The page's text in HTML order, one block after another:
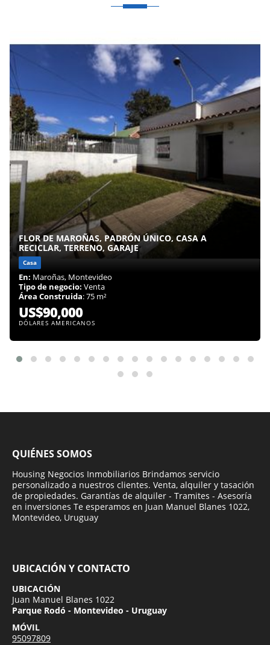
FLOR DE MAROÑAS, PADRÓN ÚNICO, CASA A
RECICLAR, TERRENO, GARAJE
Casa
En: Maroñas, Montevideo
Tipo de negocio: Venta
Área Construida: 75 m²
US$90,000
DÓLARES AMERICANOS
QUIÉNES SOMOS
Housing Negocios Inmobiliarios Brindamos servicio
personalizado a nuestros clientes. Venta, alquiler y tasación
de propiedades. Garantías de alquiler - Tramites - Asesoría
en inversiones Te esperamos en Juan Manuel Blanes 1022,
Montevideo, Uruguay
UBICACIÓN Y CONTACTO
UBICACIÓN
Juan Manuel Blanes 1022
Parque Rodó - Montevideo - Uruguay
MÓVIL
95097809